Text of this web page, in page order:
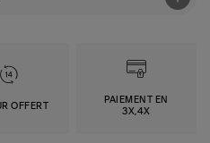
OFFERT
PAIEMENT EN
3X,4X